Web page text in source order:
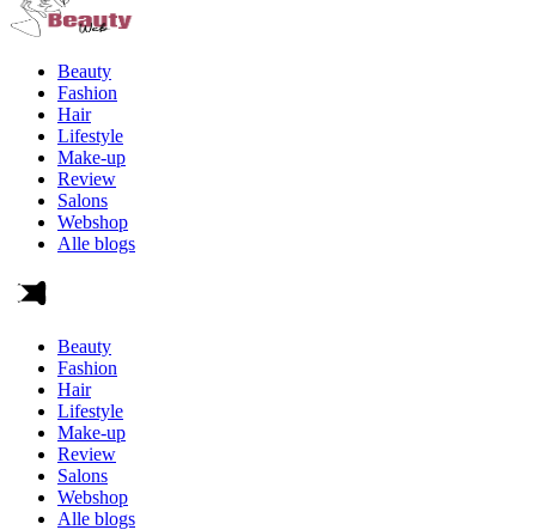
Beauty
Fashion
Hair
Lifestyle
Make-up
Review
Salons
Webshop
Alle blogs
Beauty
Fashion
Hair
Lifestyle
Make-up
Review
Salons
Webshop
Alle blogs